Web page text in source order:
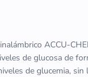
ACCU-
de glucosa de
de glucemia,